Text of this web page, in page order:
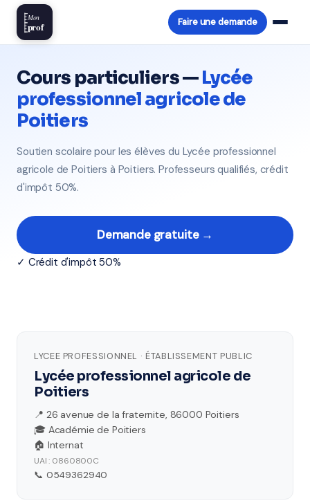
Mon
prof Faire une demande
Cours particuliers —Lycée
professionnel agricole de
Poitiers
Soutien scolaire pour les élèves du Lycée professionnel
agricole de Poitiers à Poitiers. Professeurs qualifiés, crédit
d'impôt 50%.
Demande gratuite →
✓ Crédit d'impôt 50%
LYCEE PROFESSIONNEL · ÉTABLISSEMENT PUBLIC
Lycée professionnel agricole de
Poitiers
📍 26 avenue de la fraternite, 86000 Poitiers
🎓 Académie de Poitiers
🏠 Internat
UAI : 0860800C
📞 0549362940